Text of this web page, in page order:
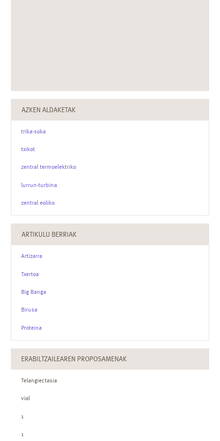
AZKEN ALDAKETAK
trika-soka
txikot
zentral termoelektriko
lurrun-turbina
zentral eoliko
ARTIKULU BERRIAK
Artizarra
Txertoa
Big Banga
Birusa
Proteina
ERABILTZAILEAREN PROPOSAMENAK
Telangiectasia
vial
1
1